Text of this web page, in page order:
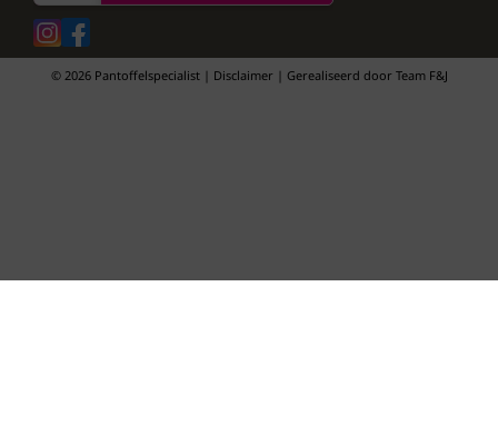
© 2026 Pantoffelspecialist | Disclaimer | Gerealiseerd door Team F&J